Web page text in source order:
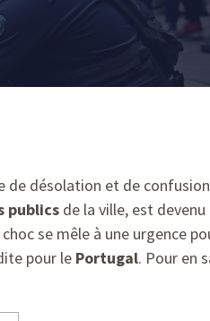
de désolation et de
publics de la ville, est devenu
choc se mêle à une urgence
pour le Portugal. Pour en